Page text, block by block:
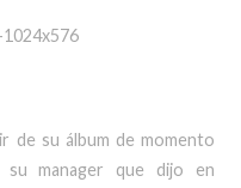
de su álbum de momento
manager que dijo en